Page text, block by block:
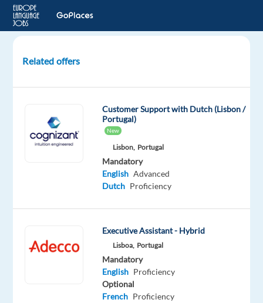
klantenservice
ondersteuning
(Booking.com)
Europe
English
Advanced
Related offers
Customer Support with Dutch (Lisbon /
Portugal)
New
Lisbon, Portugal
Mandatory
English Advanced
Dutch Proficiency
Executive Assistant - Hybrid
Lisboa, Portugal
Mandatory
English Proficiency
Optional
French Proficiency